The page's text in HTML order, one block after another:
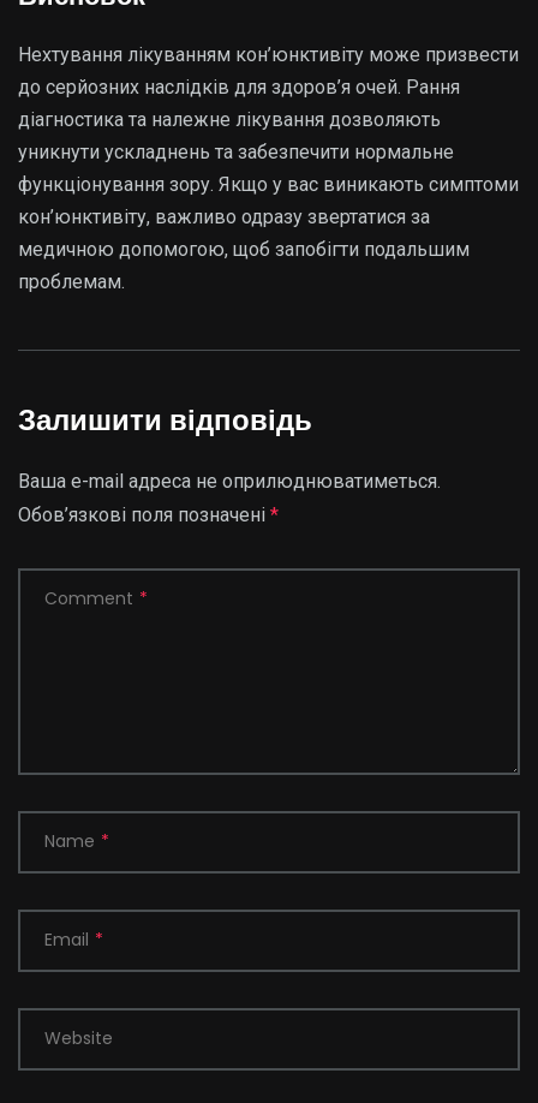
Нехтування лікуванням кон’юнктивіту може призвести
до серйозних наслідків для здоров’я очей. Рання
діагностика та належне лікування дозволяють
уникнути ускладнень та забезпечити нормальне
функціонування зору. Якщо у вас виникають симптоми
кон’юнктивіту, важливо одразу звертатися за
медичною допомогою, щоб запобігти подальшим
проблемам.
Залишити відповідь
Ваша e-mail адреса не оприлюднюватиметься.
Обов’язкові поля позначені *
Comment *
Name *
Email *
Website